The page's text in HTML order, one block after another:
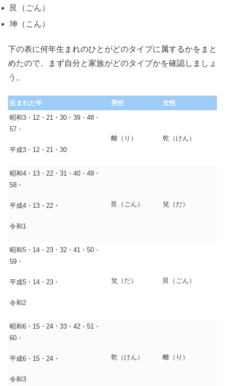
艮（ごん）
坤（こん）
下の表に何年生まれのひとがどのタイプに属するかをまと
めたので、まず自分と家族がどのタイプかを確認しましょ
う。
生まれた年 男性
女性
昭和3・12・21・30・39・48・
57・
平成3・12・21・30
離（り） 乾（けん）
昭和4・13・22・31・40・49・
58・
平成4・13・22・
令和1
艮（ごん） 兌（だ）
昭和5・14・23・32・41・50・
59・
平成5・14・23・
令和2
兌（だ） 艮（ごん）
昭和6・15・24・33・42・51・
60・
平成6・15・24・
令和3
乾（けん） 離（り）